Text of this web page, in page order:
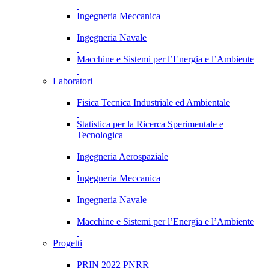
Ingegneria Meccanica
Ingegneria Navale
Macchine e Sistemi per l’Energia e l’Ambiente
Laboratori
Fisica Tecnica Industriale ed Ambientale
Statistica per la Ricerca Sperimentale e
Tecnologica
Ingegneria Aerospaziale
Ingegneria Meccanica
Ingegneria Navale
Macchine e Sistemi per l’Energia e l’Ambiente
Progetti
PRIN 2022 PNRR